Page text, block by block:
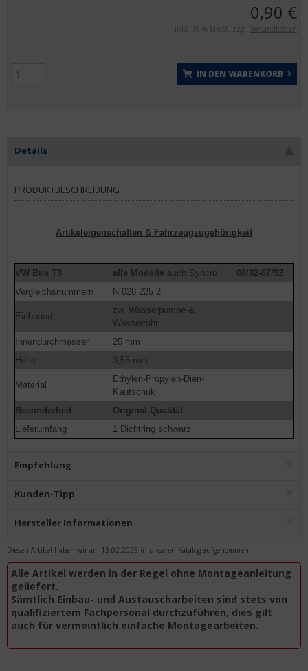
0,90 €
inkl. 19 % MwSt. zzgl. Versandkosten
IN DEN WARENKORB
Details
PRODUKTBESCHREIBUNG
Artikeleigenschaften & Fahrzeugzugehörigkeit
VW Bus T3 alle Modelle auch Syncro
08/82-07/92
Vergleichsnummern
N 028 225 2
Einbauort
zw. Wasserpumpe &
Wasserrohr
Innendurchmesser
25 mm
Höhe
3,55 mm
Material
Ethylen-Propylen-Dien-
Kautschuk
Besonderheit
Original Qualität
Lieferumfang
1 Dichtring schwarz
Empfehlung
Kunden-Tipp
Hersteller Informationen
Diesen Artikel haben wir am 13.02.2025 in unseren Katalog aufgenommen.
Alle Artikel werden in der Regel ohne Montageanleitung
geliefert.
Sämtlich Einbau- und Austauscharbeiten sind stets von
qualifiziertem Fachpersonal durchzuführen, dies gilt
auch für vermeintlich einfache Montagearbeiten.